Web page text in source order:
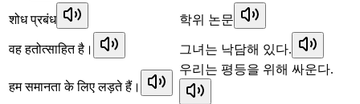
शोध प्रबंध 학위 논문
वह हतोत्साहित है। 그녀는 낙담해 있다.
हम समानता के लिए लड़ते हैं।
우리는 평등을 위해 싸운다.